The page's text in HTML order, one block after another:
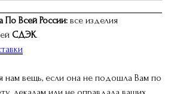
По Всей России: все изделия
СДЭК.
нам вещь, если она не подошла Вам по